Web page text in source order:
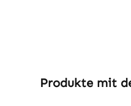
Produktgalerie
Produkte mit